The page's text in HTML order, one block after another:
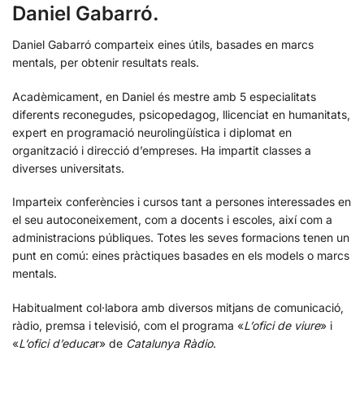
Daniel Gabarró.
Daniel Gabarró comparteix eines útils, basades en marcs
mentals, per obtenir resultats reals.
Acadèmicament, en Daniel és mestre amb 5 especialitats
diferents reconegudes, psicopedagog, llicenciat en humanitats,
expert en programació neurolingüística i diplomat en
organització i direcció d’empreses. Ha impartit classes a
diverses universitats.
Imparteix conferències i cursos tant a persones interessades en
el seu autoconeixement, com a docents i escoles, així com a
administracions públiques. Totes les seves formacions tenen un
punt en comú: eines pràctiques basades en els models o marcs
mentals.
Habitualment col·labora amb diversos mitjans de comunicació,
ràdio, premsa i televisió, com el programa «L’ofici de viure» i
«L’ofici d’educar» de Catalunya Ràdio.